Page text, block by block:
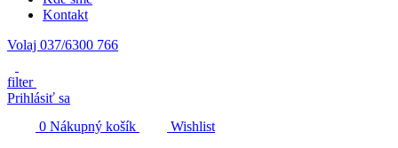
Kontakt
Volaj 037/6300 766
filter
Prihlásiť sa
0 Nákupný košík
Wishlist